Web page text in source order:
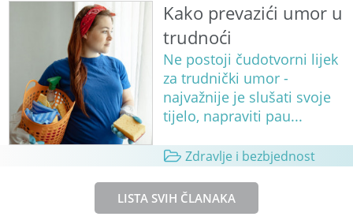
Kako prevazići umor u
trudnoći
Ne postoji čudotvorni lijek
za trudnički umor -
najvažnije je slušati svoje
tijelo, napraviti pau...
Zdravlje i bezbjednost
LISTA SVIH ČLANAKA